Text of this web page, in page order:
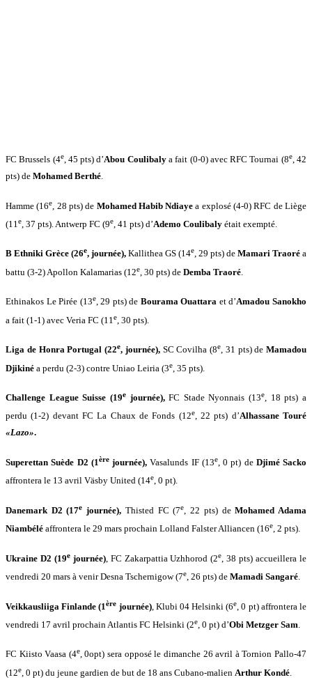
FC Brussels (4e, 45 pts) d’Abou Coulibalya fait (0-0) avec RFC Tournai (8e, 42
pts) de Mohamed Berthé.
Hamme (16e , 28 pts) de Mohamed Habib Ndiayea explosé (4-0) RFC de Liège
(11 e , 37 pts). Antwerp FC (9e , 41 pts) d’Ademo Coulibaly était exempté.
B Ethniki Grèce (26e, journée), Kallithea GS (14e, 29 pts) de Mamari Traoré a
battu (3-2) Apollon Kalamarias (12e , 30 pts) de Demba Traoré
Ethinakos Le Pirée (13e, 29 pts) de Bourama Ouattara et d’Amadou Sanokho
a fait (1-1) avec Veria FC (11 e , 30 pts).
Liga de Honra Portugal (22e, journée),SC Covilha (8e, 31 pts) de Mamadou
Djikiné a perdu (2-3) contre Uniao Leiria (3e , 35 pts).
Challenge League Suisse (19ejournée),FC Stade Nyonnais (13e, 18 pts) a
perdu (1-2) devant FC La Chaux de Fonds (12e, 22 pts) d’Alhassane Touré
«Lazo».
Superettan Suède D2 (1èrejournée), Vasalunds IF (13e, 0 pt) de Djimé Sacko
affrontera le 13 avril Väsby United (14e, 0 pt).
Danemark D2 (17e journée), Thisted FC (7e , 22 pts) deMohamed Adama
Niambélé affrontera le 29 mars prochain Lolland Falster Alliancen (16e, 2 pts).
Ukraine D2 (19ejournée), FC Zakarpattia Uzhhorod (2e , 38 pts) accueillera le
vendredi 20 mars à venir Desna Tschernigow (7e, 26 pts) de Mamadi Sangaré.
Veikkausliiga Finlande (1ère journée), Klubi 04 Helsinki (6e , 0 pt) affrontera le
vendredi 17 avril prochain Atlantis FC Helsinki (2e , 0 pt) d’Obi Metzger Sam
FC Kiisto Vaasa (4e, 0opt) sera opposé le dimanche 26 avril à Tornion Pallo-47
(12e , 0 pt) du jeune gardien de but de 18 ans Cubano-malien Arthur Kondé